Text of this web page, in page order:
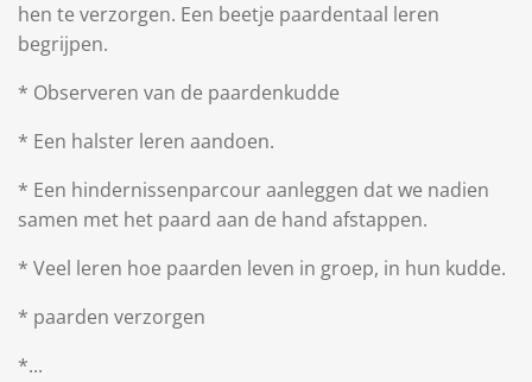
hen te verzorgen. Een beetje paardentaal leren
begrijpen.
* Observeren van de paardenkudde
* Een halster leren aandoen.
* Een hindernissenparcour aanleggen dat we nadien
samen met het paard aan de hand afstappen.
* Veel leren hoe paarden leven in groep, in hun kudde.
* paarden verzorgen
*...